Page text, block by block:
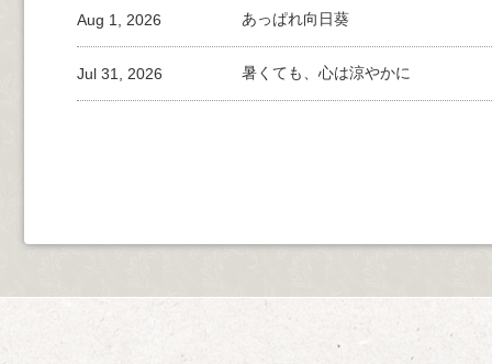
あっぱれ向日葵
Aug 1, 2026
暑くても、心は涼やかに
Jul 31, 2026